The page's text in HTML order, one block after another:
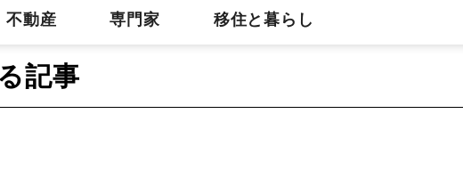
不動産 専門家 移住と暮らし
記事